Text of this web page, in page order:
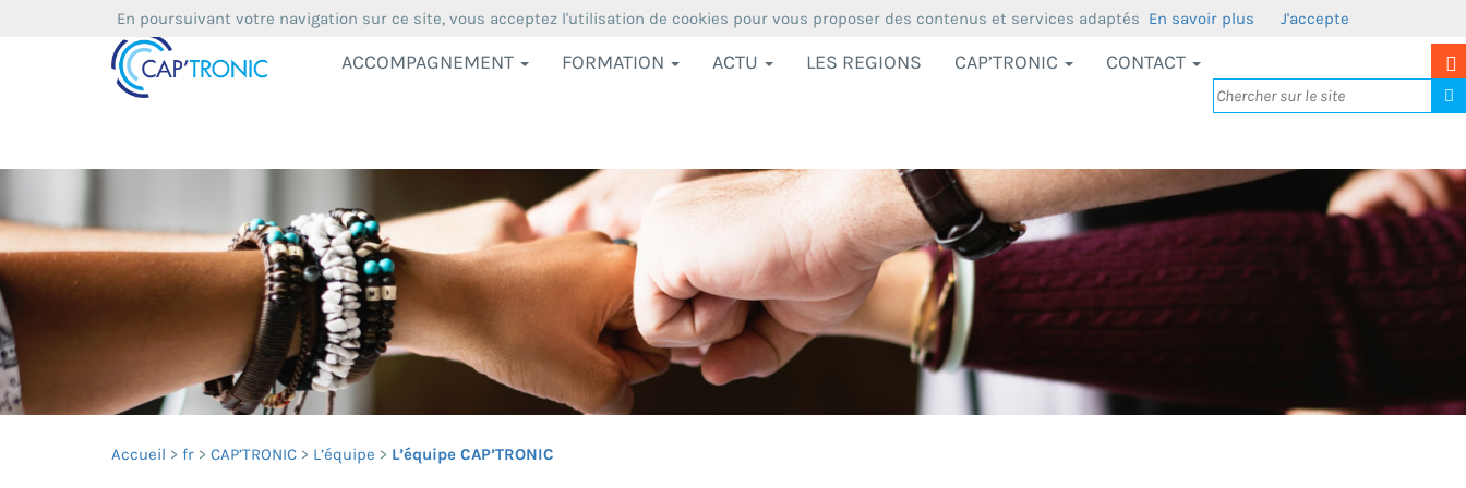
ACCOMPAGNEMENT FORMATION ACTU LES REGIONS CAP’TRONIC CONTACT
Accueil fr CAP’TRONIC L’équipe L’équipe CAP’TRONIC
En poursuivant votre navigation sur ce site, vous acceptez l'utilisation de cookies pour vous proposer des contenus et services adaptés En savoir plus J'accepte